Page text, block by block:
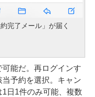
約完了メール」が届く
能だ。再ログインす
予約を選択。キャン
日1件のみ可能、複数